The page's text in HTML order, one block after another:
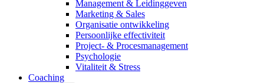
Management & Leidinggeven
Marketing & Sales
Organisatie ontwikkeling
Persoonlijke effectiviteit
Project- & Procesmanagement
Psychologie
Vitaliteit & Stress
Coaching